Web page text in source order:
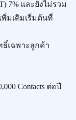
7% และยังไม่รวม
มเติมเริ่มต้นที่
ธิ์เฉพาะลูกค้า
Contacts ต่อปี